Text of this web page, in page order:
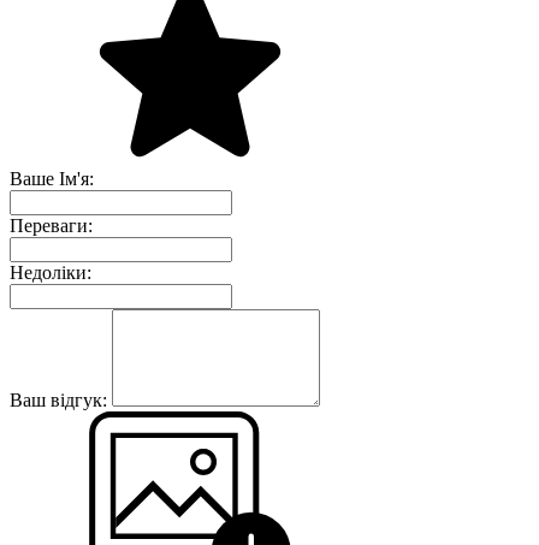
Ваше Ім'я:
Переваги:
Недоліки:
Ваш відгук: